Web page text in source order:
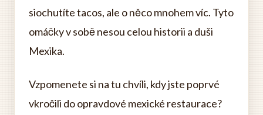
siochutíte tacos, ale o něco mnohem víc. Tyto
omáčky v sobě nesou celou historii a duši
Mexika.
Vzpomenete si na tu chvíli, kdy jste poprvé
vkročili do opravdové mexické restaurace?